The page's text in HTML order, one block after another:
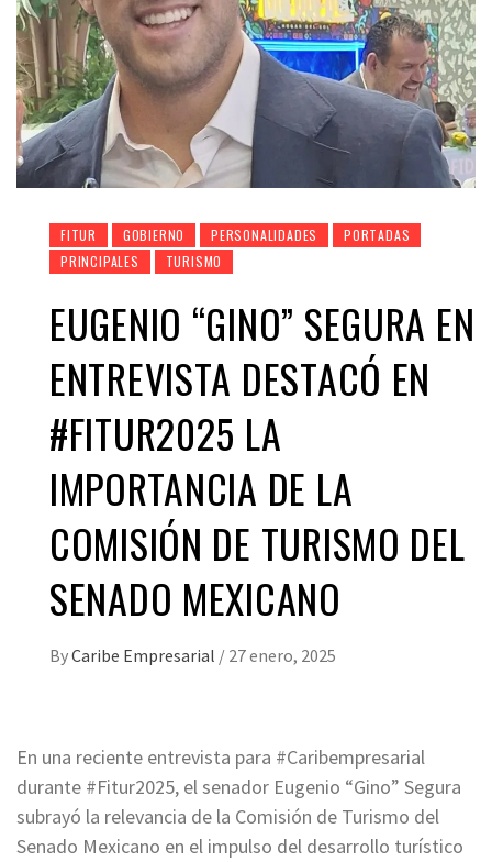
FITUR GOBIERNO PERSONALIDADES
PORTADAS
PRINCIPALES
TURISMO
EUGENIO “GINO” SEGURA EN
ENTREVISTA DESTACÓ EN
#FITUR2025 LA
IMPORTANCIA DE LA
COMISIÓN DE TURISMO DEL
SENADO MEXICANO
ByCaribe Empresarial / 27 enero, 2025
En una reciente entrevista para #Caribempresarial
durante #Fitur2025, el senador Eugenio “Gino” Segura
subrayó la relevancia de la Comisión de Turismo del
Senado Mexicano en el impulso del desarrollo turístico